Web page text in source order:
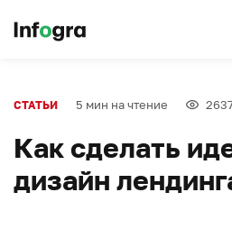
СТАТЬИ 5 мин на чтение
Как сделать
дизайн